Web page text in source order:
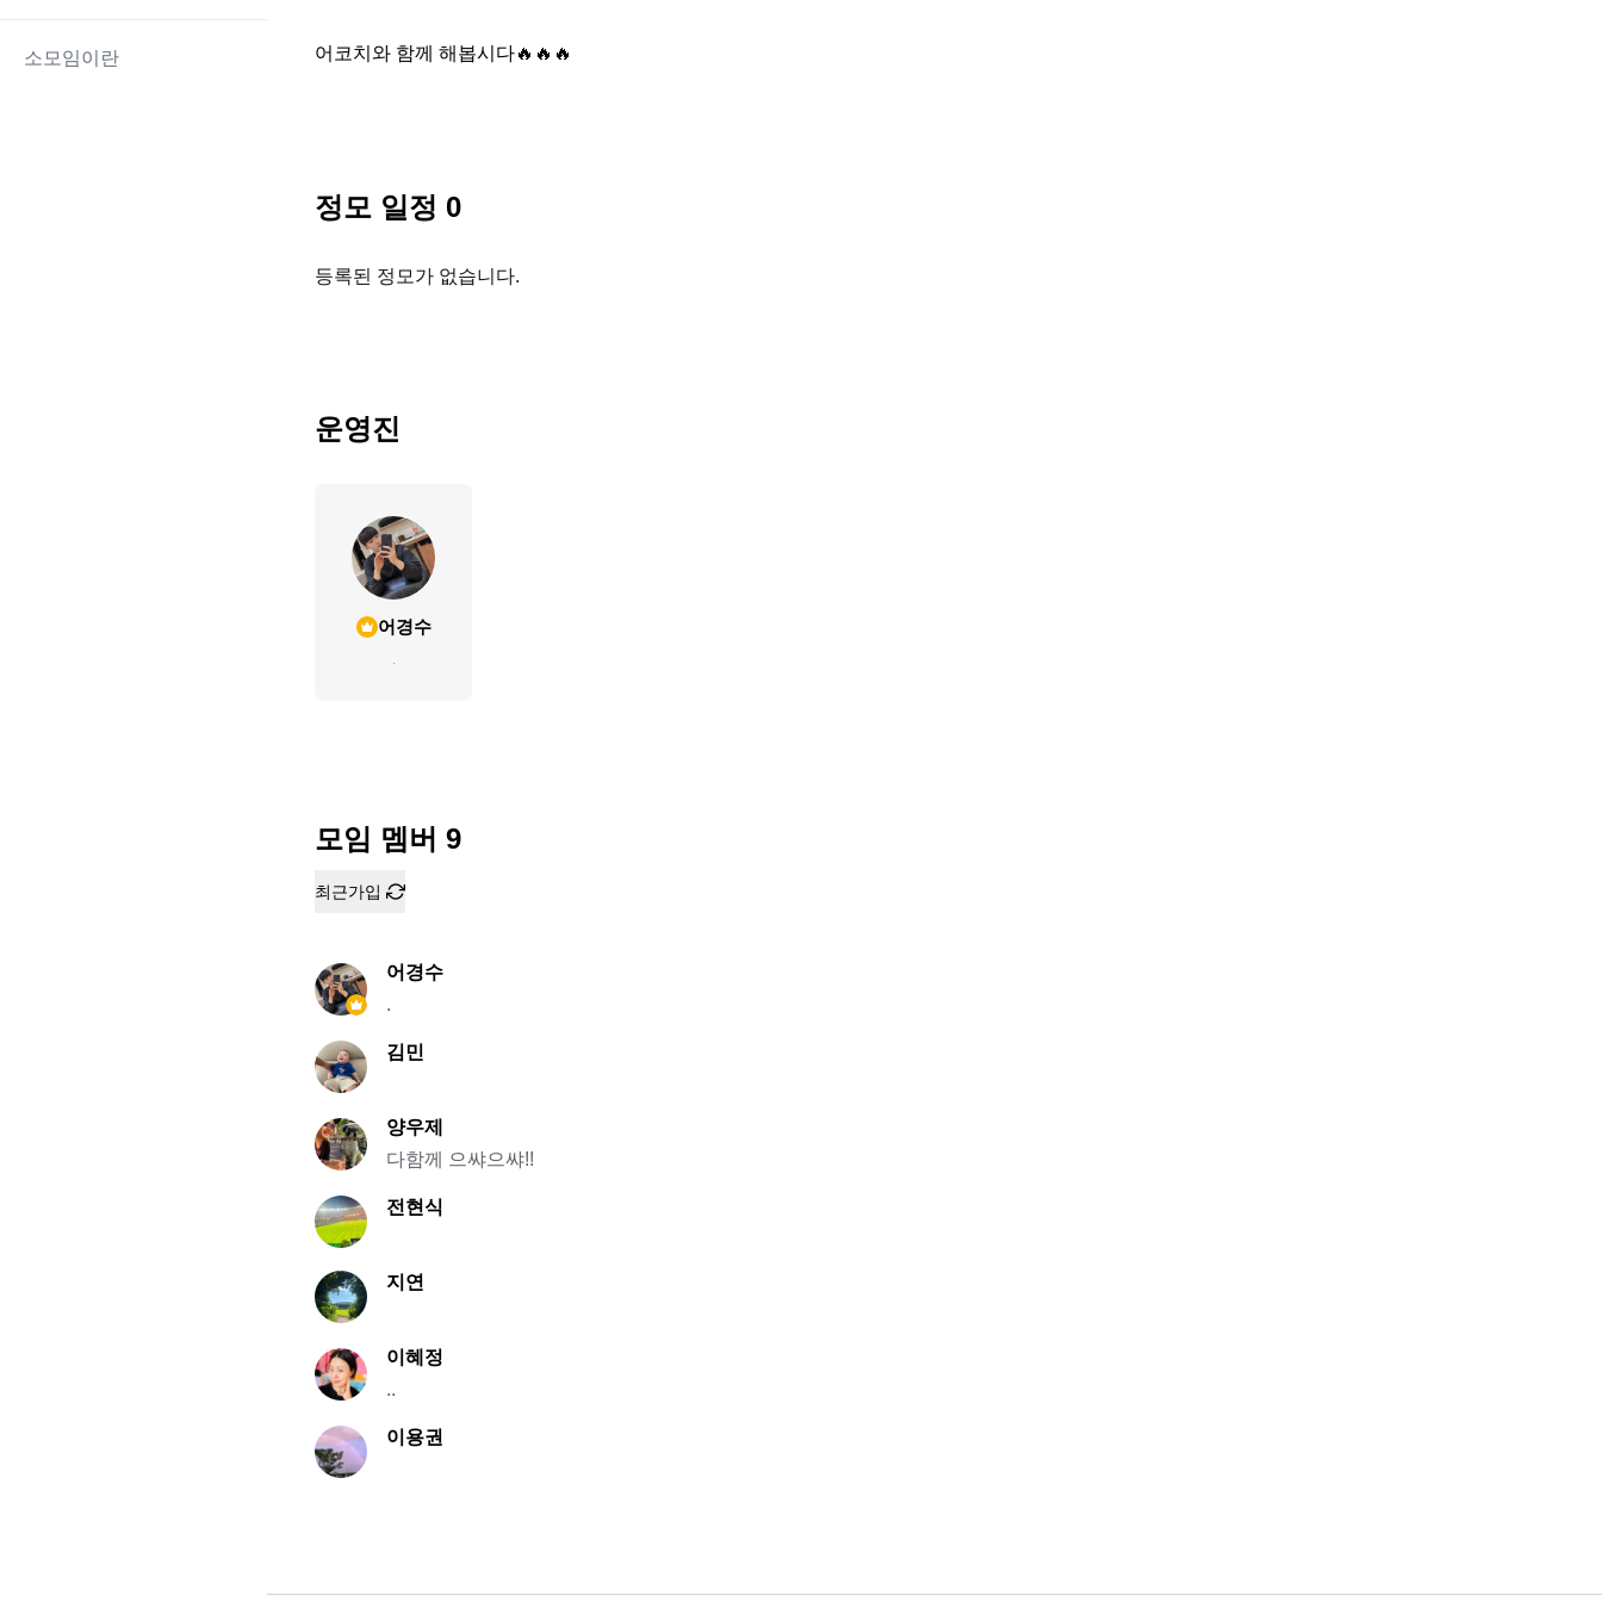
소모임이란 어코치와 함께 해봅시다🔥🔥🔥
정모 일정 0
등록된 정모가 없습니다.
운영진
어경수
.
모임 멤버 9
최근가입
어경수
.
김민
양우제
다함께 으쌰으쌰!!
전현식
지연
이혜정
..
이용권